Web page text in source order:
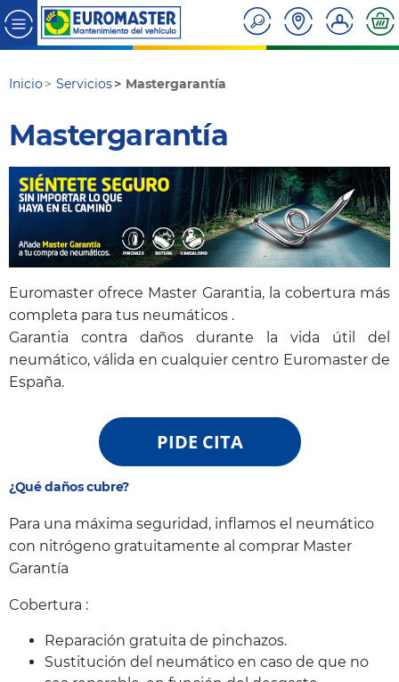
Inicio Servicios Mastergarantía
Mastergarantía
Euromaster ofrece Master Garantia, la cobertura más
completa para tus neumáticos .
Garantia contra daños durante la vida útil del
neumático, válida en cualquier centro Euromaster de
España.
PIDE CITA
¿Qué daños cubre?
Para una máxima seguridad, inflamos el neumático
con nitrógeno gratuitamente al comprar Master
Garantía
Cobertura :
Reparación gratuita de pinchazos.
Sustitución del neumático en caso de que no